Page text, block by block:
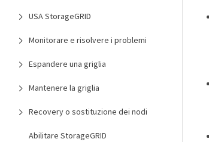
USA StorageGRID
Monitorare e risolvere i problemi
Espandere una griglia
Mantenere la griglia
Recovery o sostituzione dei nodi
Abilitare StorageGRID